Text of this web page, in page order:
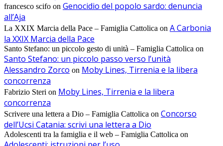
francesco scifo on Genocidio del popolo sardo: denuncia
all’Aja
La XXIX Marcia della Pace – Famiglia Cattolica on A Carbonia
la XXIX Marcia della Pace
Santo Stefano: un piccolo gesto di unità – Famiglia Cattolica on
Santo Stefano: un piccolo passo verso l’unità
Alessandro Zorco on Moby Lines, Tirrenia e la libera
concorrenza
Fabrizio Steri on Moby Lines, Tirrenia e la libera
concorrenza
Scrivere una lettera a Dio – Famiglia Cattolica on Concorso
dell’Ucsi Catania: scrivi una lettera a Dio
Adolescenti tra la famiglia e il web – Famiglia Cattolica on